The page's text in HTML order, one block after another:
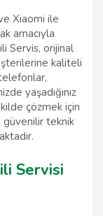
Xiaomi ile
amacıyla
Servis, orijinal
kaliteli
yaşadığınız
çözmek için
teknik
Servisi